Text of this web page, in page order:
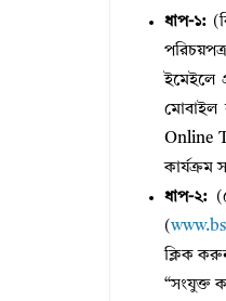
ধাপ-১:
ইমেইলে
মোবাইল
Online
কার্যক্রম
ধাপ-২:
(
ক্লিক
“সংযুক্ত